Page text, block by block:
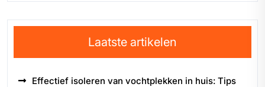
Laatste artikelen
Effectief isoleren van vochtplekken in huis: Tips